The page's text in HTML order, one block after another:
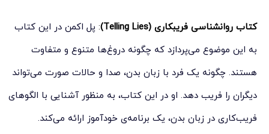
کتاب روانشناسی فریبکاری (Telling Lies) : پل اکمن در این کتاب
به این موضوع می‌پردازد که چگونه دروغ‌ها متنوع و متفاوت
هستند. چگونه یک فرد با زبان بدن، صدا و حالات صورت می‌تواند
دیگران را فریب دهد. او در این کتاب، به منظور آشنایی با الگوهای
فریب‌کاری در زبان بدن، یک برنامه‌ی خودآموز ارائه می‌کند.